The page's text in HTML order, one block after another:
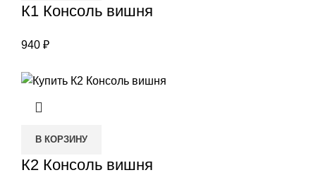
К1 Консоль вишня
940 ₽
В КОРЗИНУ
К2 Консоль вишня